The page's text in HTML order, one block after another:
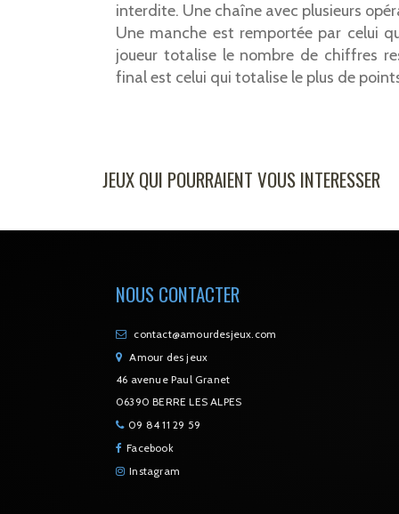
interdite. Une chaîne avec plusieurs
Une manche est remportée par celui
joueur totalise le nombre de chiffres
final est celui qui totalise le plus de
JEUX QUI POURRAIENT VOUS INTERESSER
NOUS CONTACTER
contact@amourdesjeux.com
Amour des jeux
46 avenue Paul Granet
06390 BERRE LES ALPES
09 84 11 29 59
Facebook
Instagram